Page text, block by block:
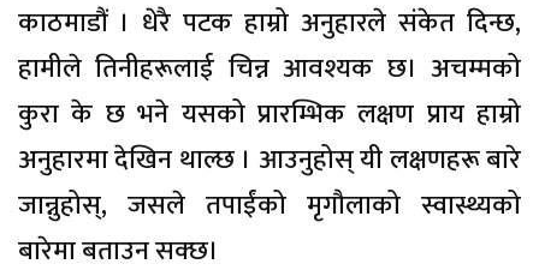
काठमाडौं । धेरै पटक हाम्रो अनुहारले संकेत दिन्छ,
हामीले तिनीहरूलाई चिन्न आवश्यक छ। अचम्मको
कुरा के छ भने यसको प्रारम्भिक लक्षण प्राय हाम्रो
अनुहारमा देखिन थाल्छ । आउनुहोस् यी लक्षणहरू बारे
जान्नुहोस्, जसले तपाईंको मृगौलाको स्वास्थ्यको
बारेमा बताउन सक्छ।